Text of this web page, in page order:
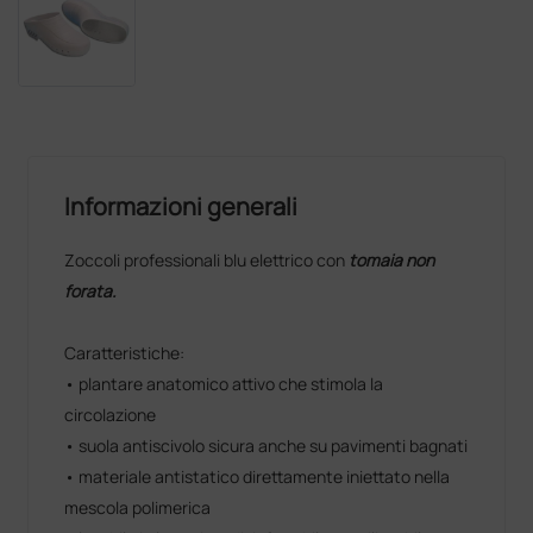
Informazioni generali
Zoccoli professionali blu elettrico con tomaia non
forata.
Caratteristiche:
• plantare anatomico attivo che stimola la
circolazione
• suola antiscivolo sicura anche su pavimenti bagnati
• materiale antistatico direttamente iniettato nella
mescola polimerica